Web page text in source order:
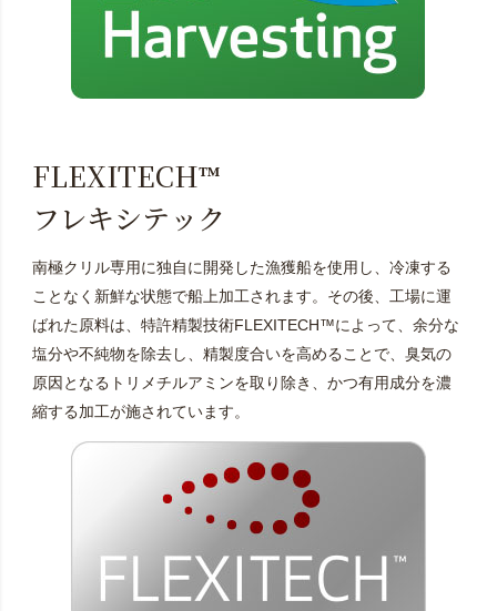
FLEXITECH™
フレキシテック
南極クリル専用に独自に開発した漁獲船を使用し、冷凍する
ことなく新鮮な状態で船上加工されます。その後、工場に運
ばれた原料は、特許精製技術FLEXITECH™によって、余分な
塩分や不純物を除去し、精製度合いを高めることで、臭気の
原因となるトリメチルアミンを取り除き、かつ有用成分を濃
縮する加工が施されています。